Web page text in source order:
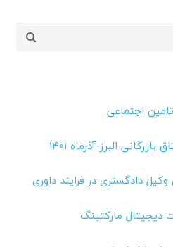
اجتماعی
البرز-آذرماه ۱۴۰۱
دادگستری در فرایند داوری
دیجیتال مارکتینگ